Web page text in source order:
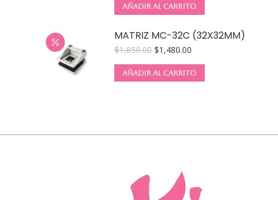
AÑADIR AL CARRITO
MATRIZ MC-32C (32X32MM)
$1,850.00 $1,480.00
AÑADIR AL CARRITO